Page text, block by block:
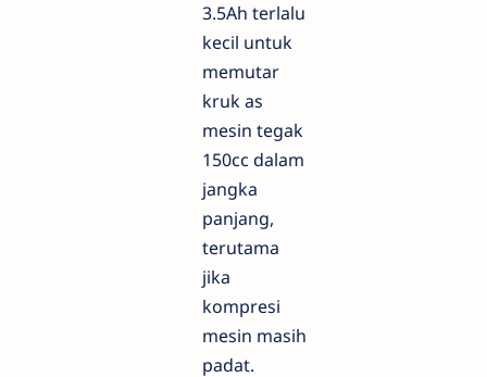
3.5Ah terlalu
kecil untuk
memutar
kruk as
mesin tegak
150cc dalam
jangka
panjang,
terutama
jika
kompresi
mesin masih
padat.